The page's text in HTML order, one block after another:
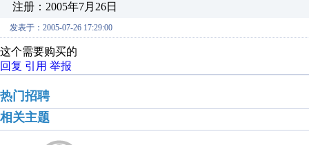
注册：2005年7月26日
发表于：2005-07-26 17:29:00
这个需要购买的
回复 引用 举报
热门招聘
相关主题